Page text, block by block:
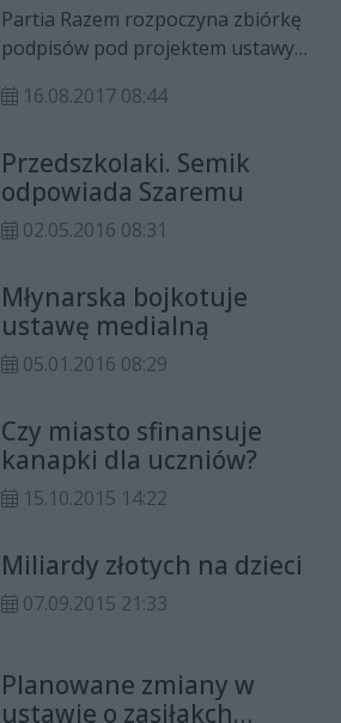
Partia Razem rozpoczyna zbiórkę
podpisów pod projektem ustawy
przewiduję wprowadzenie szeregu
kobietom egzekwowanie swoich
praw.
16.08.2017 08:44
Przedszkolaki. Semik
odpowiada Szaremu
02.05.2016 08:31
Młynarska bojkotuje
ustawę medialną
05.01.2016 08:29
Czy miasto sfinansuje
kanapki dla uczniów?
15.10.2015 14:22
Miliardy złotych na dzieci
07.09.2015 21:33
Planowane zmiany w
ustawie o zasiłakch